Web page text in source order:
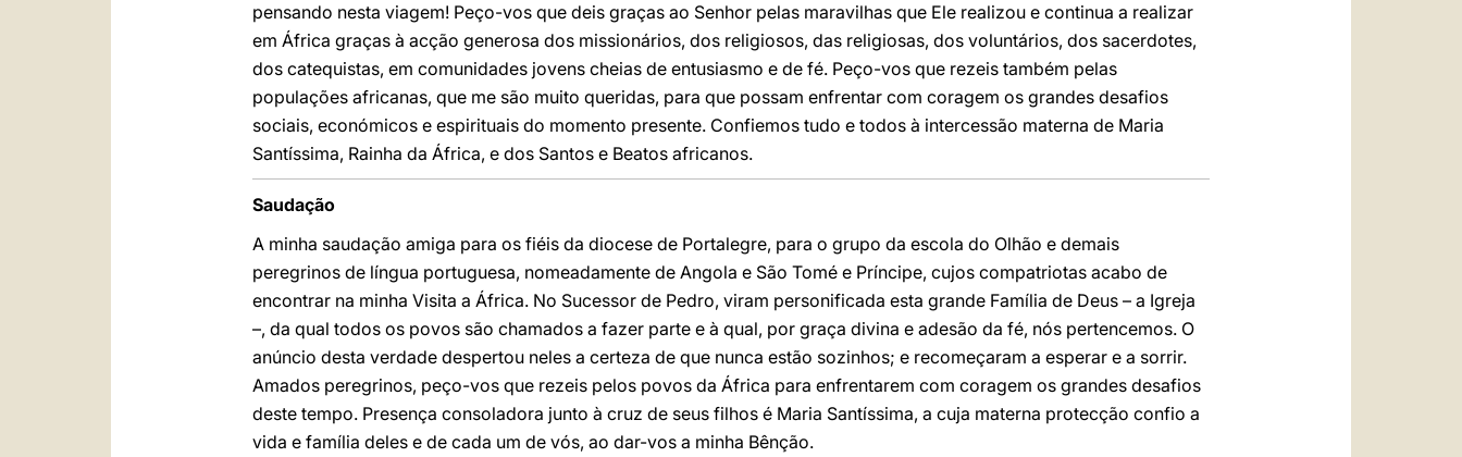
pensando nesta viagem! Peço-vos que deis graças ao Senhor pelas maravilhas que Ele realizou e continua a realizar
em África graças à acção generosa dos missionários, dos religiosos, das religiosas, dos voluntários, dos sacerdotes,
dos catequistas, em comunidades jovens cheias de entusiasmo e de fé. Peço-vos que rezeis também pelas
populações africanas, que me são muito queridas, para que possam enfrentar com coragem os grandes desafios
sociais, económicos e espirituais do momento presente. Confiemos tudo e todos à intercessão materna de Maria
Santíssima, Rainha da África, e dos Santos e Beatos africanos.
Saudação
A minha saudação amiga para os fiéis da diocese de Portalegre, para o grupo da escola do Olhão e demais
peregrinos de língua portuguesa, nomeadamente de Angola e São Tomé e Príncipe, cujos compatriotas acabo de
encontrar na minha Visita a África. No Sucessor de Pedro, viram personificada esta grande Família de Deus – a Igreja
–, da qual todos os povos são chamados a fazer parte e à qual, por graça divina e adesão da fé, nós pertencemos. O
anúncio desta verdade despertou neles a certeza de que nunca estão sozinhos; e recomeçaram a esperar e a sorrir.
Amados peregrinos, peço-vos que rezeis pelos povos da África para enfrentarem com coragem os grandes desafios
deste tempo. Presença consoladora junto à cruz de seus filhos é Maria Santíssima, a cuja materna protecção confio a
vida e família deles e de cada um de vós, ao dar-vos a minha Bênção.